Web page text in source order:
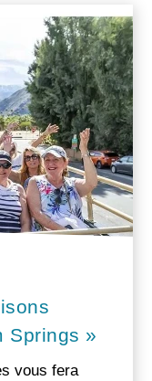
Springs »
vous fera